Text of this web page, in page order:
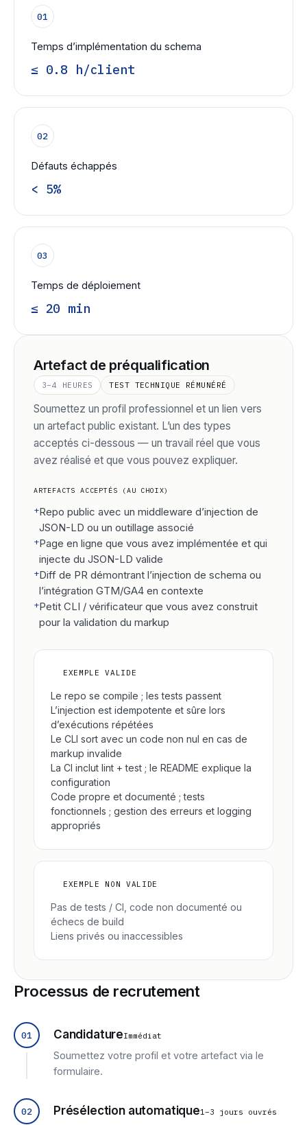
01
Temps d’implémentation du schema
≤ 0.8 h/client
02
Défauts échappés
< 5%
03
Temps de déploiement
≤ 20 min
Artefact de préqualification
3–4 HEURES TEST TECHNIQUE RÉMUNÉRÉ
Soumettez un profil professionnel et un lien vers
un artefact public existant. L’un des types
acceptés ci-dessous — un travail réel que vous
avez réalisé et que vous pouvez expliquer.
ARTEFACTS ACCEPTÉS (AU CHOIX)
+Repo public avec un middleware d’injection de
JSON-LD ou un outillage associé
+Page en ligne que vous avez implémentée et qui
injecte du JSON-LD valide
+Diff de PR démontrant l’injection de schema ou
l’intégration GTM/GA4 en contexte
+Petit CLI / vérificateur que vous avez construit
pour la validation du markup
EXEMPLE VALIDE
Le repo se compile ; les tests passent
L’injection est idempotente et sûre lors
d’exécutions répétées
Le CLI sort avec un code non nul en cas de
markup invalide
La CI inclut lint + test ; le README explique la
configuration
Code propre et documenté ; tests
fonctionnels ; gestion des erreurs et logging
appropriés
EXEMPLE NON VALIDE
Pas de tests / CI, code non documenté ou
échecs de build
Liens privés ou inaccessibles
Processus de recrutement
01 CandidatureImmédiat
Soumettez votre profil et votre artefact via le
formulaire.
02 Présélection automatique1–3 jours ouvrés